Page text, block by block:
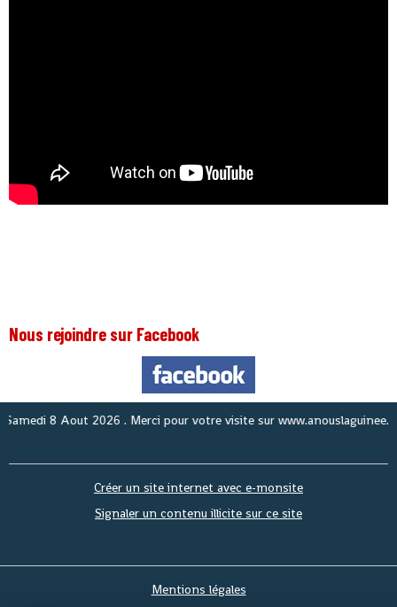
Nous rejoindre sur Facebook
8 Aout 2026. Merci pour votre visite sur
Créer un site internet avec e-monsite
Signaler un contenu illicite sur ce site
Mentions légales